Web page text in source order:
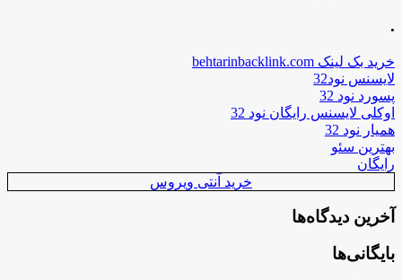
.
خرید بک لینک behtarinbacklink.com
لایسنس نود32
پسورد نود 32
اوکلی لایسنس رایگان نود 32
همیار نود 32
بهترین سئو
رایگان
خرید آنتی ویروس
آخرین دیدگاه‌ها
بایگانی‌ها